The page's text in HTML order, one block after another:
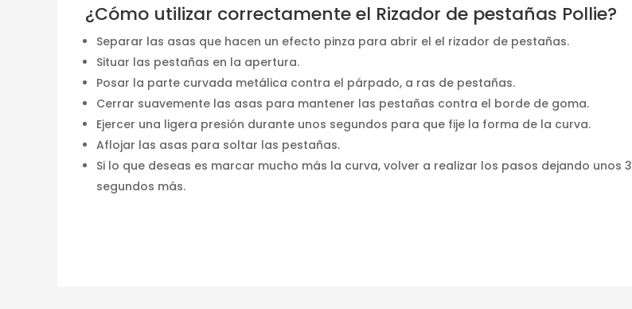
¿Cómo utilizar correctamente el Rizador de pestañas Pollie?
Separar las asas que hacen un efecto pinza para abrir el el rizador de pestañas.
Situar las pestañas en la apertura.
Posar la parte curvada metálica contra el párpado, a ras de pestañas.
Cerrar suavemente las asas para mantener las pestañas contra el borde de goma.
Ejercer una ligera presión durante unos segundos para que fije la forma de la curva.
Aflojar las asas para soltar las pestañas.
Si lo que deseas es marcar mucho más la curva, volver a realizar los pasos dejando unos 3
segundos más.